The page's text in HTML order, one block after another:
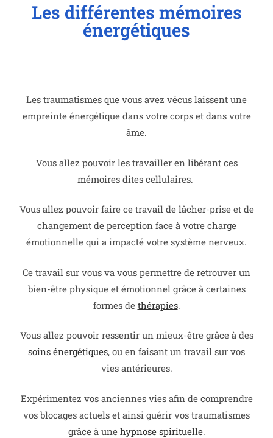
Les différentes mémoires
énergétiques
Les traumatismes que vous avez vécus laissent une
empreinte énergétique dans votre corps et dans votre
âme.
Vous allez pouvoir les travailler en libérant ces
mémoires dites cellulaires.
Vous allez pouvoir faire ce travail de lâcher-prise et de
changement de perception face à votre charge
émotionnelle qui a impacté votre système nerveux.
Ce travail sur vous va vous permettre de retrouver un
bien-être physique et émotionnel grâce à certaines
formes de thérapies.
Vous allez pouvoir ressentir un mieux-être grâce à des
soins énergétiques, ou en faisant un travail sur vos
vies antérieures.
Expérimentez vos anciennes vies afin de comprendre
vos blocages actuels et ainsi guérir vos traumatismes
grâce à une hypnose spirituelle.